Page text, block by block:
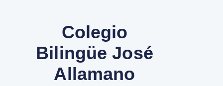
Colegio
Bilingüe José
Allamano